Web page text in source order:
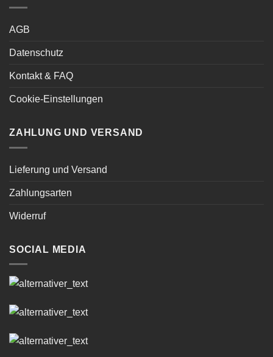
AGB
Datenschutz
Kontakt & FAQ
Cookie-Einstellungen
ZAHLUNG UND VERSAND
Lieferung und Versand
Zahlungsarten
Widerruf
SOCIAL MEDIA